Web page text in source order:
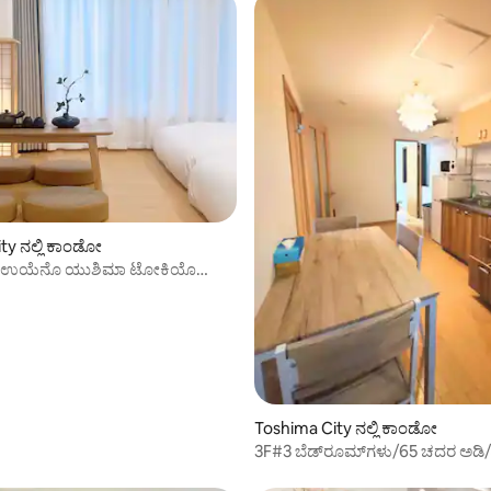
73 ವಿಮರ್ಶೆಗಳು
ನಲ್ಲಿ ಕಾಂಡೋ
ಉಯೆನೊ ಯುಶಿಮಾ ಟೋಕಿಯೊ
Toshima City ನಲ್ಲಿ ಕಾಂಡೋ
3F#3 ಬೆಡ್‌ರೂಮ್‌ಗಳು/65 ಚದರ ಅಡಿ/8